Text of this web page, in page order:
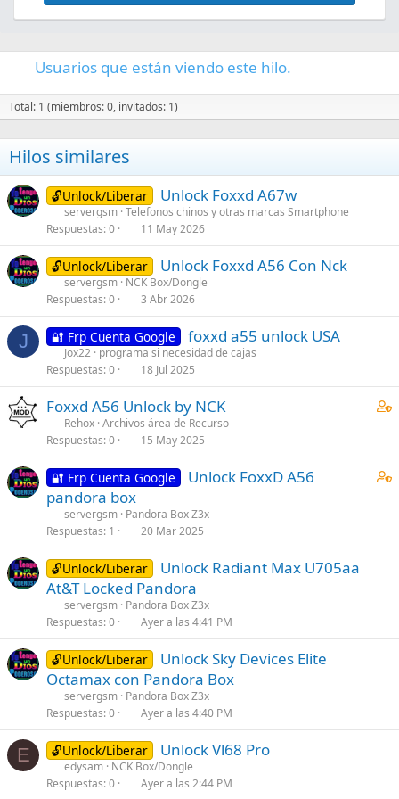
WIFI: 300AC60FEBA2
Reading simlock backup, wait....
Saved to:
Simlock Status:
SIMLOCK: ACTIVE
NETWORK SUBNET: INACTIVE
SP LOCK: ACTIVE
CORPORATE: INACTIVE
USER LOCK: INACTIVE
[3]Simlock Type: 0  0
Sim 1 Unlock Code: 82671683
Warning, this is factory key, some opperators can
Unlock is supported for this phone
Using uid:
Phone have empty sign array, can be old security
Writing simlock...
Writing simlock ok
Done.
Nuevo metodo se bloqueo nuevamente solo hay que leer el codigo
de desbloqueo
en el mismo modulo dar click en Enter Diag Conetar apagado luego
dar en read Simlock info espera a que lea el codigo poner el sim o
tarjeta sim cuando pida codigo poner los que leyo la herramienta
en mi caso
Debes estar registrado para ver imágenes adjuntar
Debes estar registrado para ver imágenes adjuntar
Usuarios que están viendo este hilo.
Total: 1 (miembros: 0, invitados: 1)
Hilos similares
🔓Unlock/Liberar Unlock Foxxd A67w
servergsm Telefonos chinos y otras marcas Smartphone
Respuestas 0 11 May 2026
r
🔓Unlock/Liberar Unlock Foxxd A56 Con Nck
servergsm NCK Box/Dongle
Respuestas 0 3 Abr 2026
J 🔐 Frp Cuenta Google foxxd a55 unlock USA
Jox22 programa si necesidad de cajas
Respuestas 0 18 Jul 2025
C
t
a
1
Foxxd A56 Unlock by NCK
Rehox Archivos área de Recurso
Respuestas 0 15 May 2025
C
a
s
p
🔐 Frp Cuenta Google
Unlock FoxxD A56
pandora box
servergsm Pandora Box Z3x
Respuestas 1 20 Mar 2025
🔓Unlock/Liberar
Unlock Radiant Max U705aa
At&T Locked Pandora
servergsm Pandora Box Z3x
Respuestas 0 Ayer a las 4:41 PM
🔓Unlock/Liberar
Unlock Sky Devices Elite
Octamax con Pandora Box
servergsm Pandora Box Z3x
Respuestas 0 Ayer a las 4:40 PM
E 🔓Unlock/Liberar Unlock Vl68 Pro
edysam NCK Box/Dongle
Respuestas 0 Ayer a las 2:44 PM